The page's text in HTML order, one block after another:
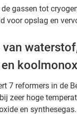
gassen tot
voor opslag en
7 reformers in de
zeer hoge
en synthesegas.